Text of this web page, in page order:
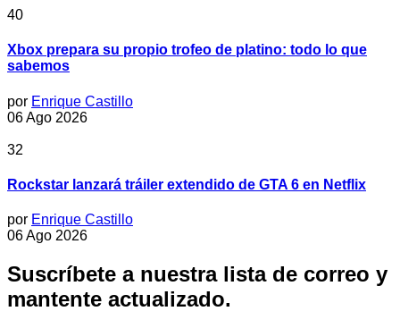
40
Xbox prepara su propio trofeo de platino: todo lo que
sabemos
por Enrique Castillo
06 Ago 2026
32
Rockstar lanzará tráiler extendido de GTA 6 en Netflix
por Enrique Castillo
06 Ago 2026
Suscríbete a nuestra lista de correo y
mantente actualizado.